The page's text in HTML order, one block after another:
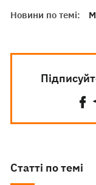
Новини по темі:
Статті по темі